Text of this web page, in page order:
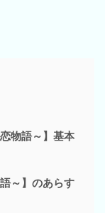
物語～】基本
～】のあらす